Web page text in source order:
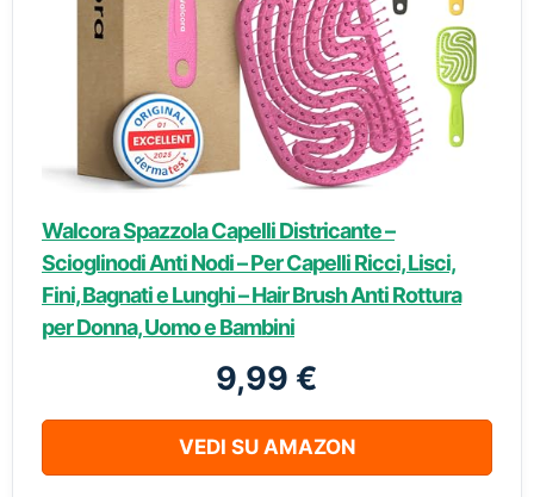
Walcora Spazzola Capelli Districante –
Scioglinodi Anti Nodi – Per Capelli Ricci, Lisci,
Fini, Bagnati e Lunghi – Hair Brush Anti Rottura
per Donna, Uomo e Bambini
9,99 €
VEDI SU AMAZON